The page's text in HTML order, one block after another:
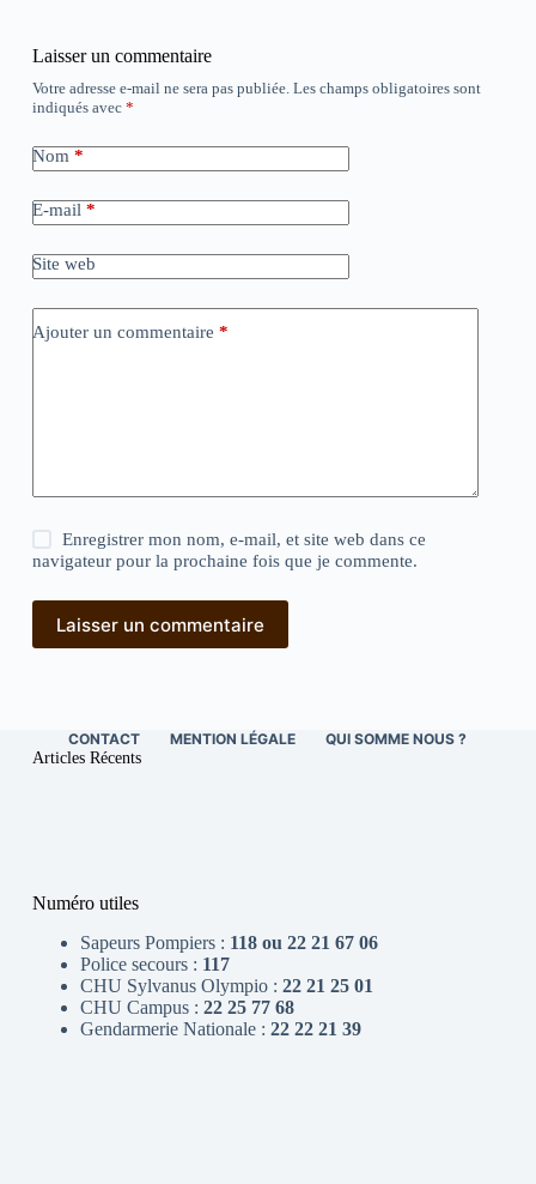
Laisser un commentaire
Votre adresse e-mail ne sera pas publiée. Les champs obligatoires sont
indiqués avec *
Nom *
E-mail *
Site web
Ajouter un commentaire *
Enregistrer mon nom, e-mail, et site web dans ce
navigateur pour la prochaine fois que je commente.
Laisser un commentaire
CONTACT MENTION LÉGALE QUI SOMME NOUS ?
Articles Récents
Numéro utiles
Sapeurs Pompiers : 118 ou 22 21 67 06
Police secours : 117
CHU Sylvanus Olympio : 22 21 25 01
CHU Campus : 22 25 77 68
Gendarmerie Nationale : 22 22 21 39